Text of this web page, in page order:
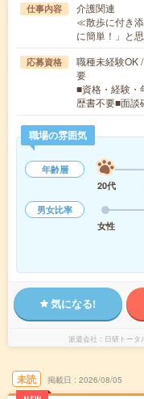
仕事内容
介護関連
≪散歩に付き
に簡単！」と
応募資格
職種未経験OK
要
■資格・経験・
歴書不要■面
職場の雰囲気
年齢層
20代
男女比率
女性
気になる!
派遣会社 日研トー
未読 掲載日 2026/08/05